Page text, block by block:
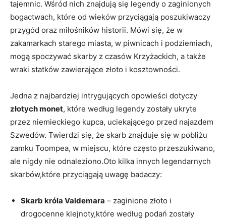
‍tajemnic. Wśród nich‍ znajdują się legendy o zaginionych
bogactwach, które od ⁣wieków⁣ przyciągają poszukiwaczy‍
przygód ‍oraz ​miłośników historii. Mówi się, że ⁤w
zakamarkach starego ⁣miasta, w piwnicach i podziemiach,
mogą spoczywać skarby z czasów Krzyżackich, a także
wraki ‌statków zawierające złoto ⁣i kosztowności.
Jedna z najbardziej intrygujących opowieści dotyczy⁤
złotych monet, ‍które według legendy zostały ukryte
przez niemieckiego kupca, uciekającego przed najazdem⁣
Szwedów. Twierdzi się, że⁣ skarb ⁤znajduje się⁢ w pobliżu
zamku Toompea, ​w miejscu, ⁤które często ⁢przeszukiwano,
ale nigdy nie odnaleziono.Oto ‍kilka innych legendarnych
skarbów,które przyciągają uwagę badaczy:
Skarb króla Valdemara – ‍zaginione⁣ złoto i
drogocenne klejnoty,które według podań zostały